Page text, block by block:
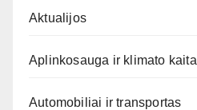
Aktualijos
Aplinkosauga ir klimato kaita
Automobiliai ir transportas